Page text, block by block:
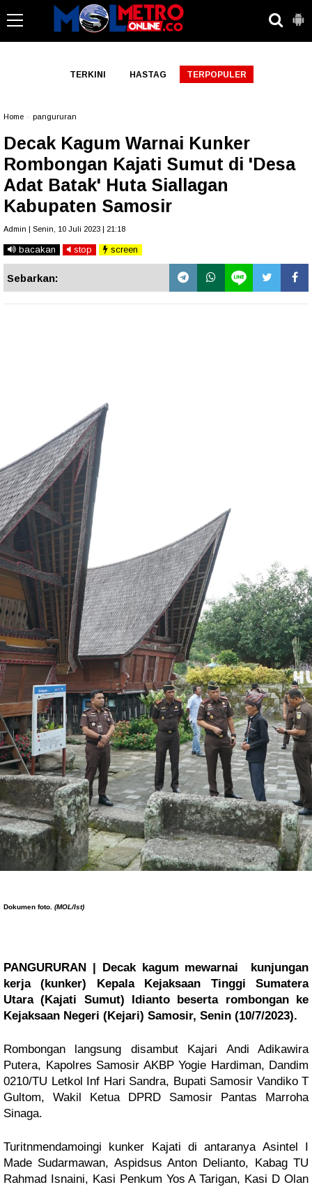
TERKINI HASTAG TERPOPULER
Home pangururan
Decak Kagum Warnai Kunker
Rombongan Kajati Sumut di 'Desa
Adat Batak' Huta Siallagan
Kabupaten Samosir
Admin | Senin, 10 Juli 2023 | 21:18
bacakan stop screen
Sebarkan:
Dokumen foto. (MOL/Ist)
PANGURURAN | Decak kagum mewarnai kunjungan
kerja (kunker) Kepala Kejaksaan Tinggi Sumatera
Utara (Kajati Sumut) Idianto beserta rombongan ke
Kejaksaan Negeri (Kejari) Samosir, Senin (10/7/2023).
Rombongan langsung disambut Kajari Andi Adikawira
Putera, Kapolres Samosir AKBP Yogie Hardiman, Dandim
0210/TU Letkol Inf Hari Sandra, Bupati Samosir Vandiko T
Gultom, Wakil Ketua DPRD Samosir Pantas Marroha
Sinaga.
Turitnmendamoingi kunker Kajati di antaranya Asintel I
Made Sudarmawan, Aspidsus Anton Delianto, Kabag TU
Rahmad Isnaini, Kasi Penkum Yos A Tarigan, Kasi D Olan